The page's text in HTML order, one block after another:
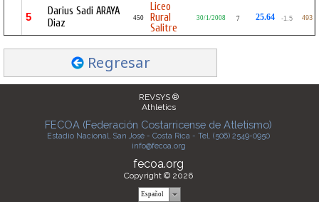
5
Darius Sadi ARAYA
Diaz
450
Liceo
Rural
Salitre
30/1/2008 7 25.64 -1.5 493
Regresar
REVSYS ®
Athletics
FECOA (Federación Costarricense de Atletismo)
Estadio Nacional, San José - Costa Rica - Tel. (506) 2549-0950
info@fecoa.org
fecoa.org
Copyright © 2026